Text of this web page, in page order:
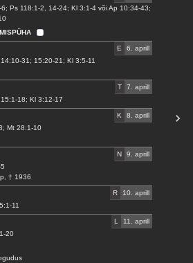
Ps 118:1-2, 14-24; Kl 3:1-4 või Ap 10:34-43;
E
6. aprill
31; 15:20-21; Kl 3:5-11
T
7. aprill
18; Kl 3:12-17
K
8. aprill
Mt 28:1-10
N
9. aprill
† 1936
R
10. aprill
11
L
11. aprill
20